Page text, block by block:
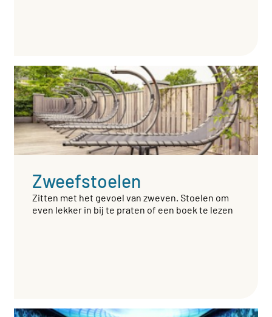
Zweefstoelen
Zitten met het gevoel van zweven. Stoelen om
even lekker in bij te praten of een boek te lezen